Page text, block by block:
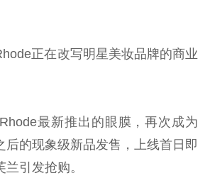
正在改写明星美妆品牌的商业
最新推出的眼膜，再次成为
后的现象级新品发售，上线首日即
引发抢购。